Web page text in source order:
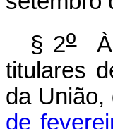
§ 2oÀ
titulares
da União,
de